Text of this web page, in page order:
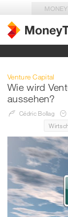
MONEY
Venture Capital
Wie wird
aussehen?
Cédric Bollag